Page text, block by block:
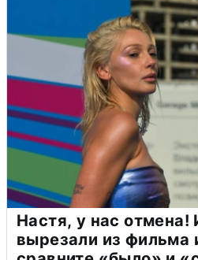
Настя, у нас отмена!
вырезали из